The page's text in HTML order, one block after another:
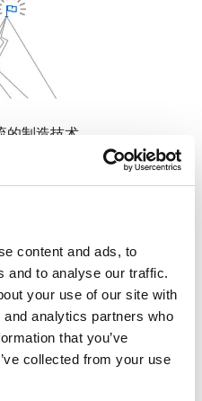
content and ads, to
and to analyse our traffic.
your use of our site with
analytics partners who
that you’ve
collected from your use
的制造技术
性愿景